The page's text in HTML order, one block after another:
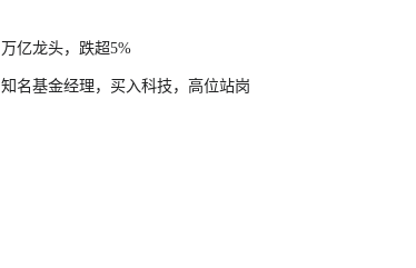
万亿龙头，跌超5%
知名基金经理，买入科技，高位站岗